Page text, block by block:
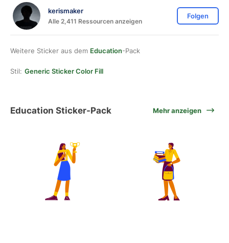
kerismaker
Alle 2,411 Ressourcen anzeigen
Folgen
Weitere Sticker aus dem Education-Pack
Stil: Generic Sticker Color Fill
Education Sticker-Pack Mehr anzeigen